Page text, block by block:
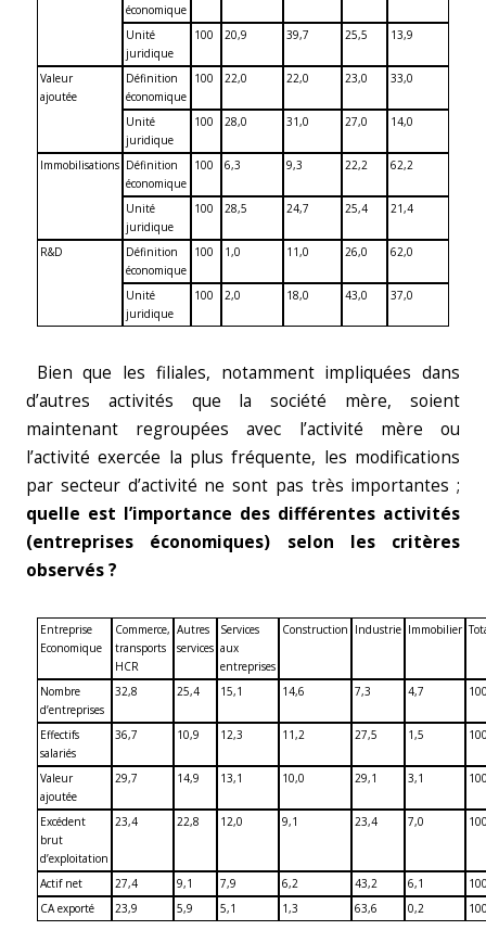
économique
Unité
juridique
100 20,9 39,7 25,5 13,9
Valeur
ajoutée
Définition
économique
100 22,0 22,0 23,0 33,0
Unité
juridique
100 28,0 31,0 27,0 14,0
Immobilisations Définition
économique
100 6,3 9,3 22,2 62,2
Unité
juridique
100 28,5 24,7 25,4 21,4
R&D
Définition
économique
100 1,0 11,0 26,0 62,0
Unité
juridique
100 2,0 18,0 43,0 37,0
Bien que les filiales, notamment impliquées dans
d’autres activités que la société mère, soient
maintenant regroupées avec l’activité mère ou
l’activité exercée la plus fréquente, les modifications
par secteur d’activité ne sont pas très importantes ;
quelle est l’importance des différentes activités
(entreprises économiques) selon les critères
observés ?
Entreprise
Economique
Commerce,
transports
HCR
Autres
services
Services
aux
entreprises
Construction Industrie Immobilier
Nombre
d’entreprises
32,8 25,4 15,1 14,6 7,3 4,7
Effectifs
salariés
36,7 10,9 12,3 11,2 27,5 1,5
Valeur
ajoutée
29,7 14,9 13,1 10,0 29,1 3,1
Excédent
brut
d’exploitation
23,4 22,8 12,0 9,1 23,4 7,0
Actif net 27,4 9,1 7,9 6,2 43,2 6,1
CA exporté
23,9 5,9 5,1 1,3 63,6 0,2